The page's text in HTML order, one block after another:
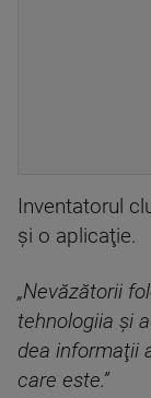
Inventatorul
şi o aplicaţie.
„Nevăzătorii
tehnologiia şi
dea informaţii
care este.”